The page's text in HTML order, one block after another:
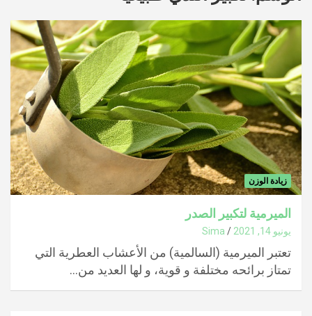
زيادة الوزن
الميرمية لتكبير الصدر
يونيو 14, 2021 Sima
تعتبر الميرمية (السالمية) من الأعشاب العطرية التي
تمتاز برائحه مختلفة و قوية، و لها العديد من…